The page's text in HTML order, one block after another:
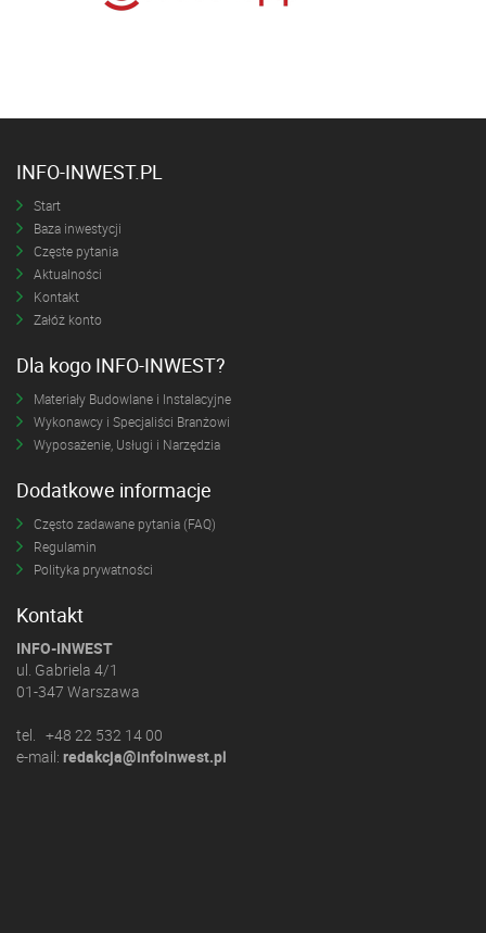
INFO-INWEST.PL
Start
Baza inwestycji
Częste pytania
Aktualności
Kontakt
Załóż konto
Dla kogo INFO-INWEST?
Materiały Budowlane i Instalacyjne
Wykonawcy i Specjaliści Branżowi
Wyposażenie, Usługi i Narzędzia
Dodatkowe informacje
Często zadawane pytania (FAQ)
Regulamin
Polityka prywatności
Kontakt
INFO-INWEST
ul. Gabriela 4/1
01-347 Warszawa
tel. +48 22 532 14 00
e-mail: redakcja@infoinwest.pl